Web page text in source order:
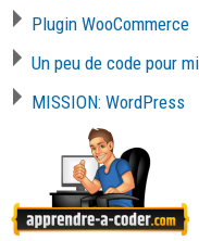
Plugin WooCommerce
Un peu de code pour
MISSION: WordPress